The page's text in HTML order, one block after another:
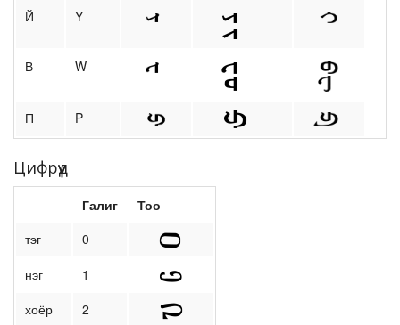
Й
Y
В W
П P
Цифрүүд
Галиг
Тоо
тэг
0
нэг
1
хоёр
2